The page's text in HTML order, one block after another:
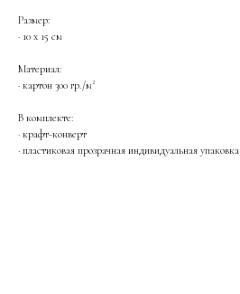
Размер:
· 10 х 15 см
Материал:
· картон 300 гр./м²
В комплекте:
· крафт-конверт
· пластиковая прозрачная индивидуальная упаковка